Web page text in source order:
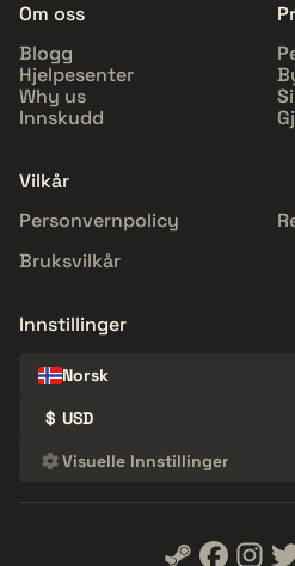
Om oss
Blogg
Hjelpesenter
Why us
Innskudd
Vilkår
Personvernpolicy
Bruksvilkår
Innstillinger
Norsk
$ USD
Visuelle Innstillinger